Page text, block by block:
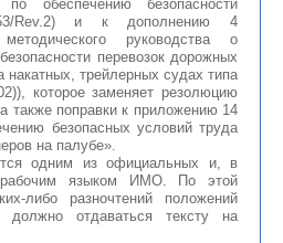
по обеспечению безопасности
Rev.2) и к дополнению 4
руководства о
перевозок дорожных
накатных, трейлерных судах типа
которое заменяет резолюцию
также поправки к приложению 14
безопасных условий труда
на палубе».
одним из официальных и, в
рабочим языком ИМО. По этой
либо разночтений положений
должно отдаваться тексту на